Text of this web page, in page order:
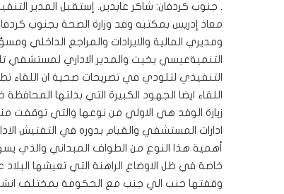
. جنوب كردفان: شاكر عابدين. إستقبل المدير
معاذ إدريس بمكتبه وفد وزارة الصحة بجنوب
ومديري المالية والايرادات والمراجع الداخلي
التنميةعيسي بخيت والمدير الاداري لمستشفي
التنفيذي لتلودي في تصريحات صحية ان اللقاء
اللقاء ايضا الجهود الكبيرة التي بذلتها
زيارة الوفد هي الاولي من نوعها والتي توقفت
ادارات المستشفي والقيام بدوره في التفتيش
أهمية هذا النوع من الطواف المبداني والذي
خاصة في ظل الاوضاع الراهنة التي تعيشها
وقفتها جنب الي جنب مع الحكومة بمختلف